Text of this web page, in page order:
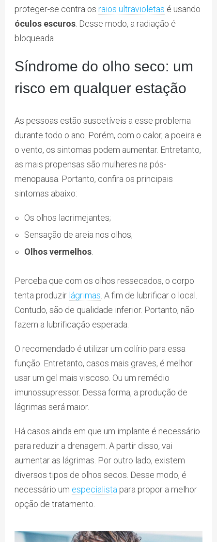
proteger-se contra os raios ultravioletas é usando
óculos escuros . Desse modo, a radiação é
bloqueada.
Síndrome do olho seco: um
risco em qualquer estação
As pessoas estão suscetíveis a esse problema
durante todo o ano. Porém, com o calor, a poeira e
o vento, os sintomas podem aumentar. Entretanto,
as mais propensas são mulheres na pós-
menopausa. Portanto, confira os principais
sintomas abaixo:
Os olhos lacrimejantes;
Sensação de areia nos olhos;
Olhos vermelhos
Perceba que com os olhos ressecados, o corpo
tenta produzir lágrimas . A fim de lubrificar o local.
Contudo, são de qualidade inferior. Portanto, não
fazem a lubrificação esperada.
O recomendado é utilizar um colírio para essa
função. Entretanto, casos mais graves, é melhor
usar um gel mais viscoso. Ou um remédio
imunossupressor. Dessa forma, a produção de
lágrimas será maior.
Há casos ainda em que um implante é necessário
para reduzir a drenagem. A partir disso, vai
aumentar as lágrimas. Por outro lado, existem
diversos tipos de olhos secos. Desse modo, é
necessário um especialista para propor a melhor
opção de tratamento.